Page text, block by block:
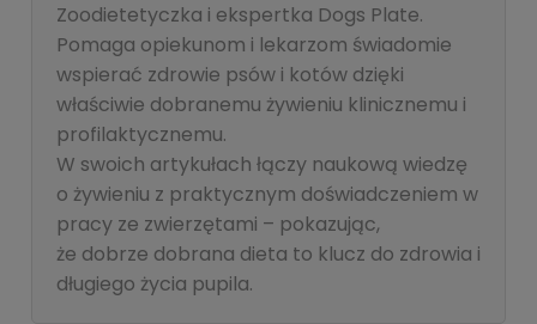
Zoodietetyczka i ekspertka Dogs Plate.
Pomaga opiekunom i lekarzom świadomie
wspierać zdrowie psów i kotów dzięki
właściwie dobranemu żywieniu klinicznemu i
profilaktycznemu.
W swoich artykułach łączy naukową wiedzę
o żywieniu z praktycznym doświadczeniem w
pracy ze zwierzętami – pokazując,
że dobrze dobrana dieta to klucz do zdrowia i
długiego życia pupila.